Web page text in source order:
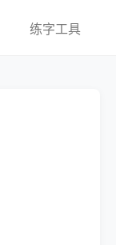
练字工具